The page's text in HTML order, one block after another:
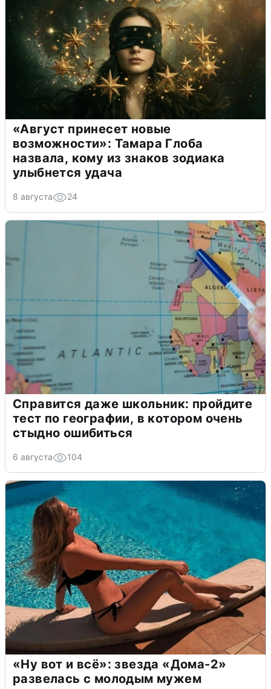
«Август принесет новые
возможности»: Тамара Глоба
назвала, кому из знаков зодиака
улыбнется удача
8 августа 24
Справится даже школьник: пройдите
тест по географии, в котором очень
стыдно ошибиться
6 августа 104
«Ну вот и всё»: звезда «Дома-2»
развелась с молодым мужем